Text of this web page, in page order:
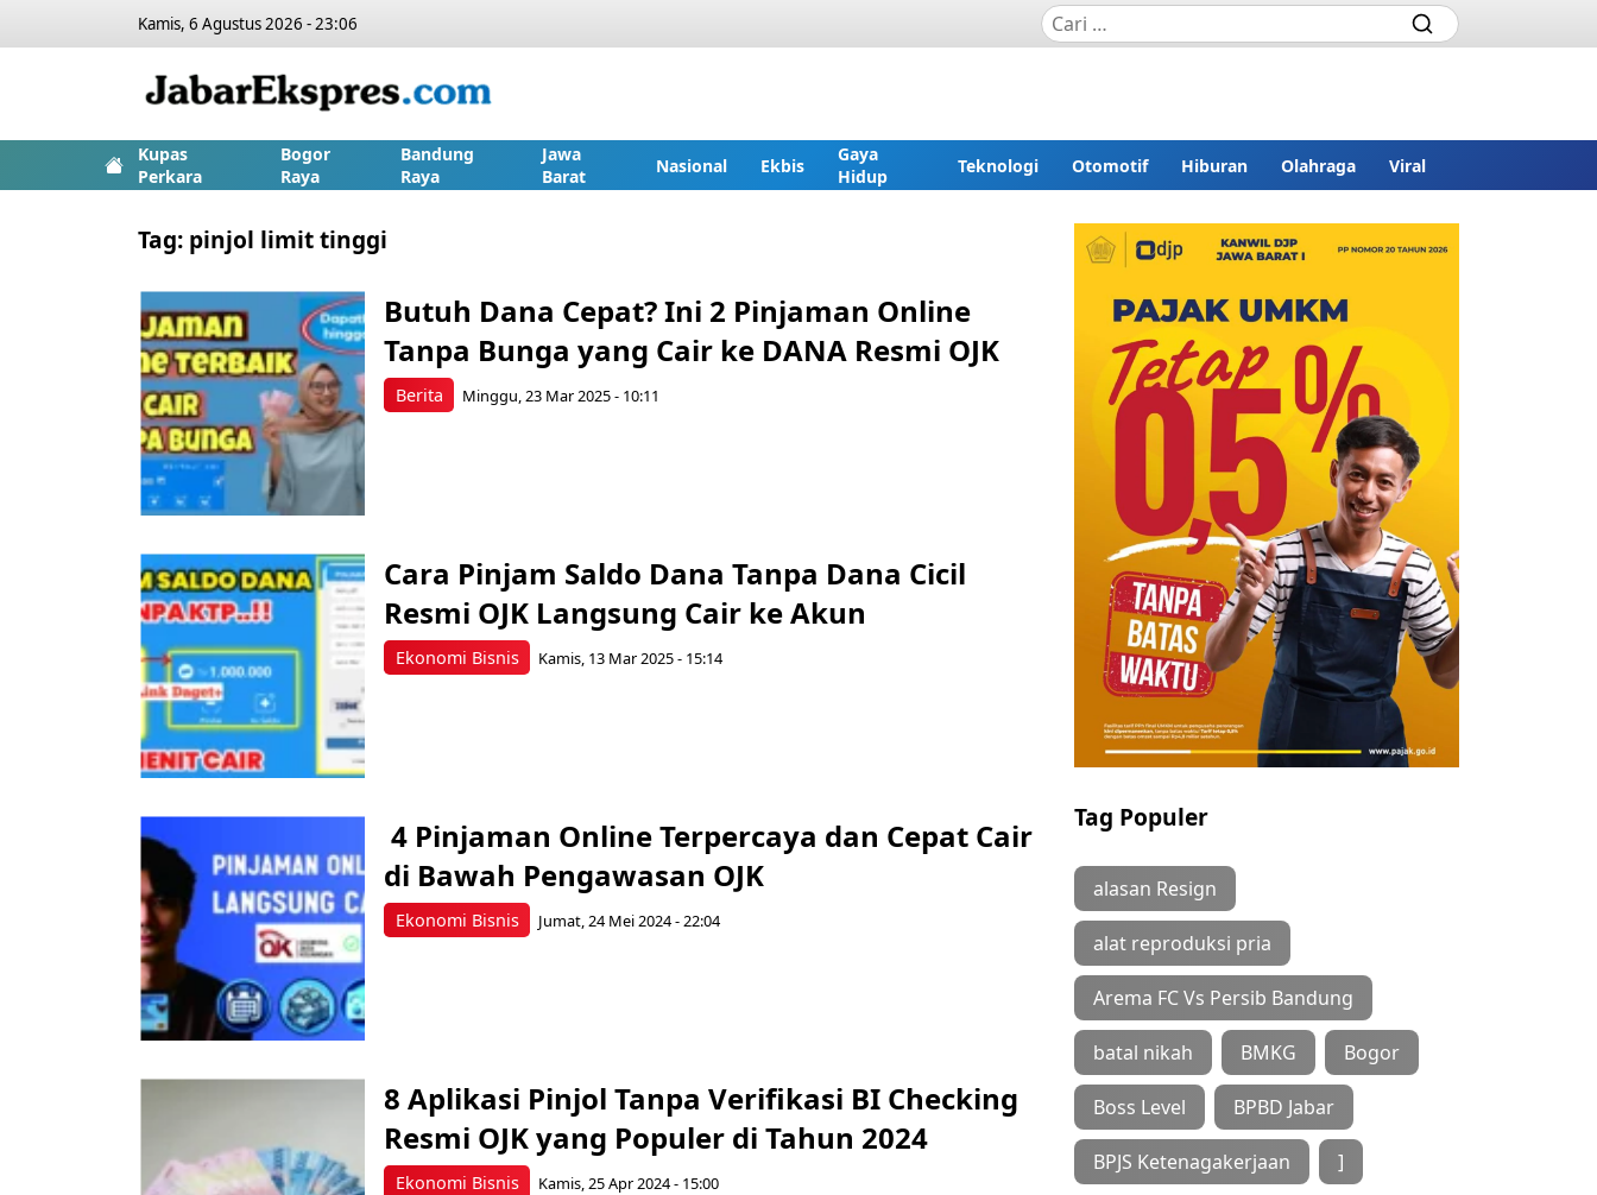
Kamis, 6 Agustus 2026 - 23:06
Kupas
Perkara
Bogor
Raya
Bandung
Raya
Jawa
Barat
Nasional Ekbis
Gaya
Hidup
Teknologi Otomotif Hiburan Olahraga Viral
Tag: pinjol limit tinggi
Berita
Butuh Dana Cepat? Ini 2 Pinjaman Online
Tanpa Bunga yang Cair ke DANA Resmi OJK
Minggu, 23 Mar 2025 - 10:11
Ekonomi Bisnis
Cara Pinjam Saldo Dana Tanpa Dana Cicil
Resmi OJK Langsung Cair ke Akun
Kamis, 13 Mar 2025 - 15:14
Ekonomi Bisnis
4 Pinjaman Online Terpercaya dan Cepat Cair
di Bawah Pengawasan OJK
Jumat, 24 Mei 2024 - 22:04
Ekonomi Bisnis
8 Aplikasi Pinjol Tanpa Verifikasi BI Checking
Resmi OJK yang Populer di Tahun 2024
Kamis, 25 Apr 2024 - 15:00
Tag Populer
alasan Resign
alat reproduksi pria
Arema FC Vs Persib Bandung
batal nikah BMKG Bogor
Boss Level BPBD Jabar
BPJS Ketenagakerjaan ]